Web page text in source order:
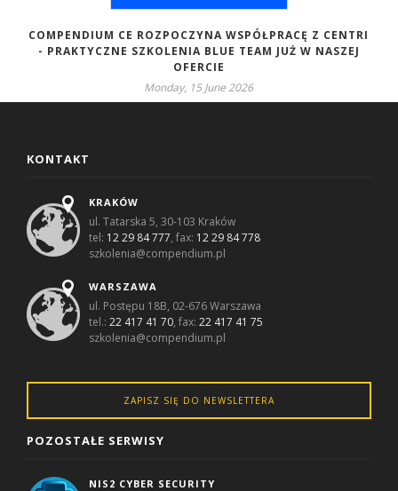
COMPENDIUM CE ROZPOCZYNA WSPÓŁPRACĘ Z CENTRI
- PRAKTYCZNE SZKOLENIA BLUE TEAM JUŻ W NASZEJ
OFERCIE
Monday, 15 June 2026
KONTAKT
KRAKÓW
ul. Tatarska 5, 30-103 Kraków
tel: 12 29 84 777, fax: 12 29 84 778
szkolenia@compendium.pl
WARSZAWA
ul. Postępu 18B, 02-676 Warszawa
tel.:22 417 41 70, fax:22 417 41 75
szkolenia@compendium.pl
ZAPISZ SIĘ DO NEWSLETTERA
POZOSTAŁE SERWISY
NIS2 CYBER SECURITY